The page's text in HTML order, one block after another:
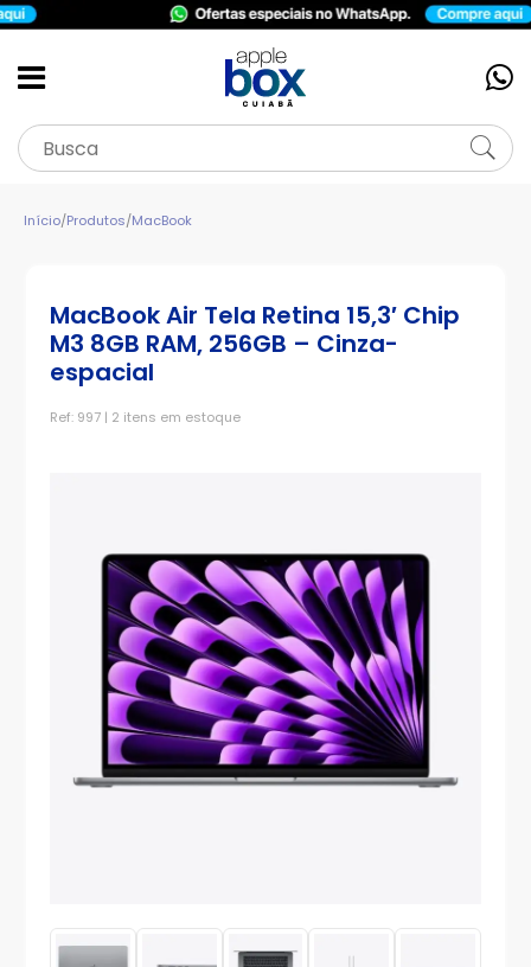
Início/Produtos/MacBook
MacBook Air Tela Retina 15,3′ Chip
M3 8GB RAM, 256GB – Cinza-
espacial
Ref: 997 | 2 itens em estoque